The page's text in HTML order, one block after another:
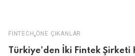
FINTECH ,ÖNE ÇIKANLAR
Türkiye’den İki Fintek Şirketi